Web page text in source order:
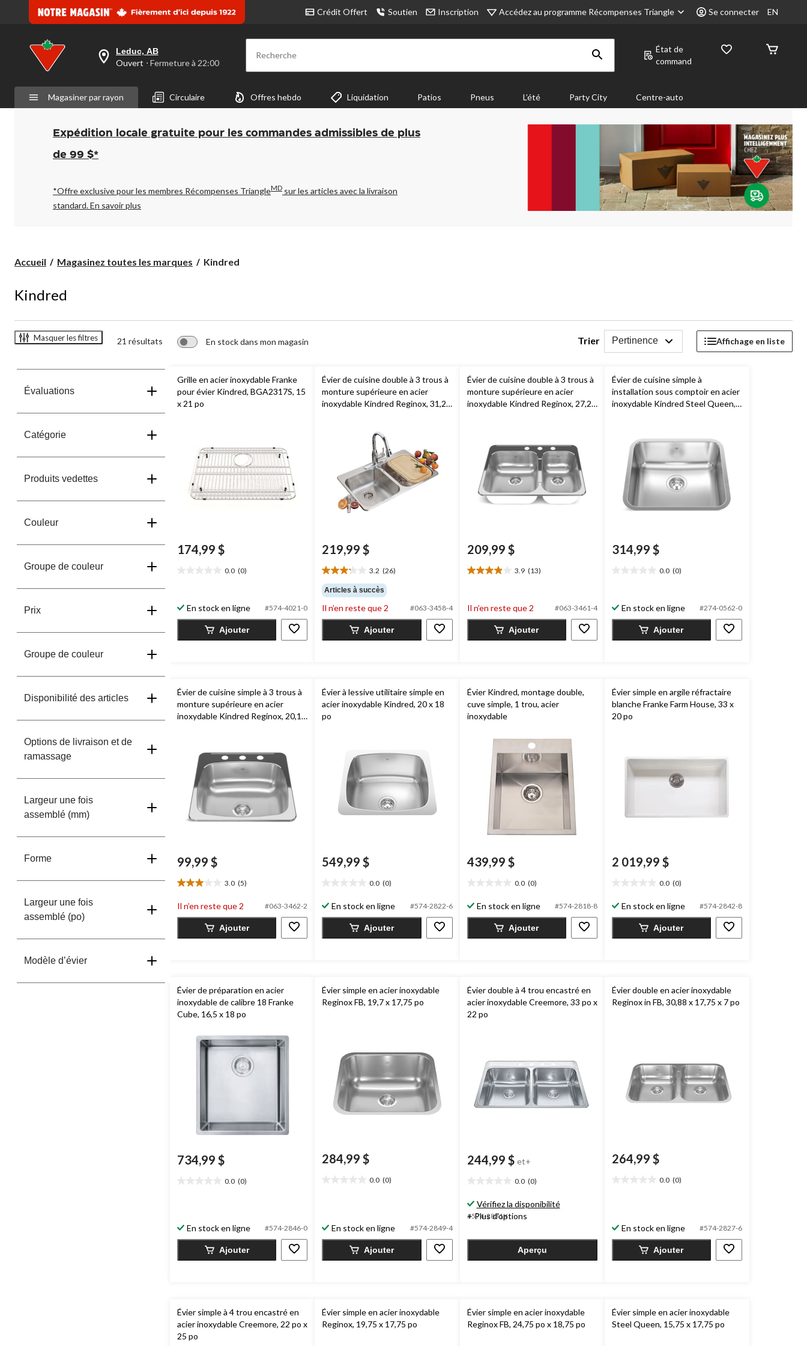
Crédit Offert Soutien Inscription Accédez au programme Récompenses Triangle Se connecter EN
votre
est
Leduc,
AB,
Ouvert,
Fermeture
à
pour
changer
Leduc, AB
Ouvert ⋅ Fermeture à 22:00 Recherche
État de
command
Magasiner par rayon Circulaire Offres hebdo Liquidation Patios Pneus L’été Party City Centre-auto
Expédition locale gratuite pour les commandes admissibles de plus
de 99 $*
*Offre exclusive pour les membres Récompenses TriangleMD sur les articles avec la livraison
standard.En savoir plus
Accueil Magasinez toutes les marques Kindred
Kindred
Kindred
Masquer les filtres 21 résultats En stock dans mon magasin Trier Pertinence Affichage en liste
Évaluations
Catégorie
Produits vedettes
Couleur
Groupe de couleur
Prix
Groupe de couleur
Disponibilité des articles
Options de livraison et de
ramassage
Largeur une fois
assemblé (mm)
Forme
Largeur une fois
assemblé (po)
Modèle dʼévier
Grille en acier inoxydable Franke
pour évier Kindred, BGA2317S, 15
x 21 po
174,99 $
0.0 (0)
5. En stock en ligne #574-4021-0
Ajouter
Évier de cuisine double à 3 trous à
monture supérieure en acier
inoxydable Kindred Reginox, 31,25
219,99 $
3.2 (26)
3.2
étoile(s)
sur
5.
26
évaluations
Articles à succès
Il n’en reste que 2 #063-3458-4
Ajouter
Évier de cuisine double à 3 trous à
monture supérieure en acier
inoxydable Kindred Reginox, 27,25
209,99 $
3.9 (13)
3.9
5.
13
évaluations
Il n’en reste que 2 #063-3461-4
Ajouter
Évier de cuisine simple à
installation sous comptoir en acier
inoxydable Kindred Steel Queen,
314,99 $
0.0 (0)
5. En stock en ligne #274-0562-0
Ajouter
Évier de cuisine simple à 3 trous à
monture supérieure en acier
inoxydable Kindred Reginox, 20,13
99,99 $
3.0 (5)
3.0
sur
Il n’en reste que 2 #063-3462-2
Ajouter
Évier à lessive utilitaire simple en
acier inoxydable Kindred, 20 x 18
po
549,99 $
0.0 (0)
surEn stock en ligne #574-2822-6
Ajouter
Évier Kindred, montage double,
cuve simple, 1 trou, acier
inoxydable
439,99 $
0.0 (0)
surEn stock en ligne #574-2818-8
Ajouter
Évier simple en argile réfractaire
blanche Franke Farm House, 33 x
20 po
2 019,99 $
0.0 (0)
surEn stock en ligne #574-2842-8
Ajouter
Évier de préparation en acier
inoxydable de calibre 18 Franke
Cube, 16,5 x 18 po
734,99 $
0.0 (0)
En stock en ligne #574-2846-0
Ajouter
Évier simple en acier inoxydable
Reginox FB, 19,7 x 17,75 po
284,99 $
0.0 (0)
En stock en ligne #574-2849-4
Ajouter
Évier double à 4 trou encastré en
acier inoxydable Creemore, 33 po x
22 po
244,99 $ et+
0.0 (0)
sur
5.
Vérifiez la disponibilité
#574-2831X
+ Plus d'options
Aperçu
Évier double en acier inoxydable
Reginox in FB, 30,88 x 17,75 x 7 po
264,99 $
0.0 (0)
En stock en ligne #574-2827-6
Ajouter
Évier simple à 4 trou encastré en
acier inoxydable Creemore, 22 po x
25 po
Évier simple en acier inoxydable
Reginox, 19,75 x 17,75 po
Évier simple en acier inoxydable
Reginox FB, 24,75 po x 18,75 po
Évier simple en acier inoxydable
Steel Queen, 15,75 x 17,75 po